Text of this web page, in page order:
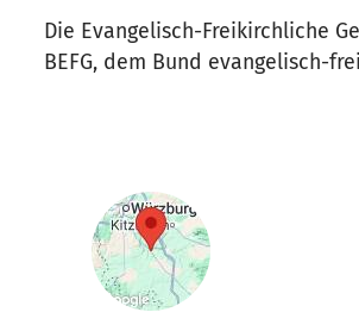
Die Evangelisch-Freikirchliche
BEFG, dem Bund evangelisch-